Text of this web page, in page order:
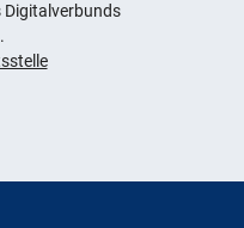
Digitalverbunds